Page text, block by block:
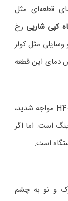
قطعه‌ای مثل
کپی شارپی رخ
مثل کولر
دمای این قطعه
به طور کلی اگر با ارورهای H4-00، H4-01 و H4-02 مواجه شدید،
است. اما اگر
و نو به چشم